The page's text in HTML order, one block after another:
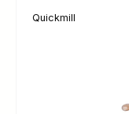
Quickmill